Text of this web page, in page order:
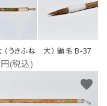
（うきふね 大） 鼬毛 B-37
(税込)
favorite